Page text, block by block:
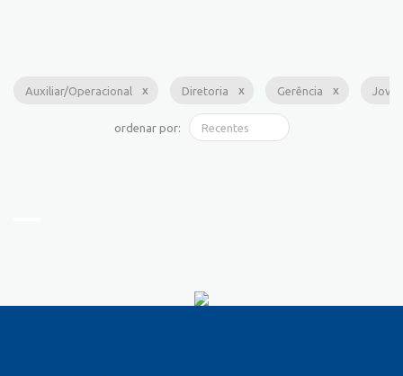
Auxiliar/Operacional Diretoria Gerência
ordenar por: